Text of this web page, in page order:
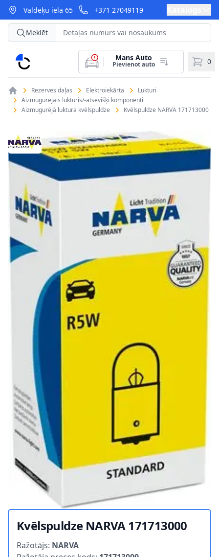
Valdeķu iela 65 +371 27049119
CarParts
Meklēt
Mans Auto
Pievienot auto 0
Rezerves daļas Elektroiekārta
Lukturi
Aizmugurējais lukturis/-atsevišķi komponenti
Aizmugurējā luktura kvēlspuldze
Kvēlspuldze NARVA 171713000
Kvēlspuldze NARVA 171713000
Ražotājs: NARVA